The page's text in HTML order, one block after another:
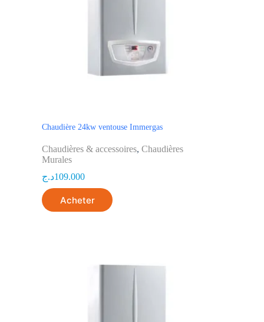
Chaudière 24kw ventouse Immergas
Chaudières & accessoires, Chaudières
Murales
109.000د.ج
Acheter